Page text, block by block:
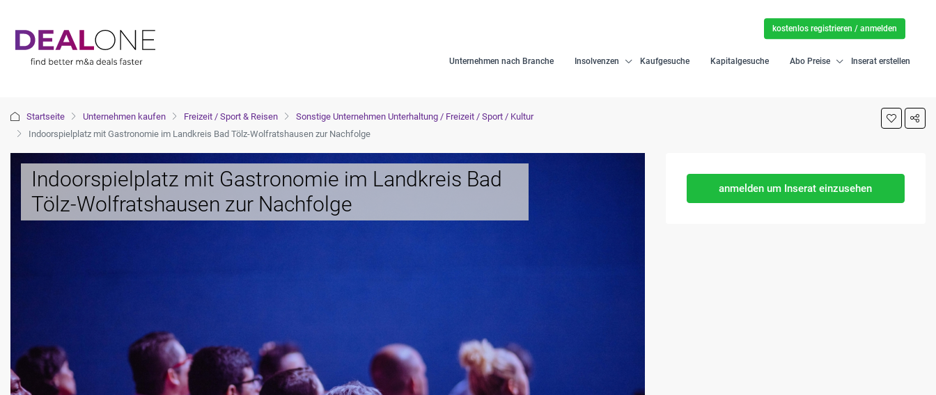
Unternehmen nach Branche Insolvenzen Kaufgesuche Kapitalgesuche Abo Preise Inserat erstellen
kostenlos registrieren / anmelden
Startseite Unternehmen kaufen Freizeit / Sport & Reisen
Sonstige Unternehmen Unterhaltung / Freizeit / Sport / Kultur
Indoorspielplatz mit Gastronomie im Landkreis Bad Tölz-Wolfratshausen zur Nachfolge
Indoorspielplatz mit Gastronomie im Landkreis Bad
Tölz-Wolfratshausen zur Nachfolge
anmelden um Inserat einzusehen